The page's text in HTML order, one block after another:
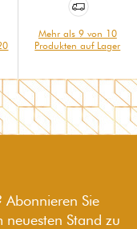
Mehr als 9 von 10
Produkten auf Lager
Abonnieren Sie
Stand zu